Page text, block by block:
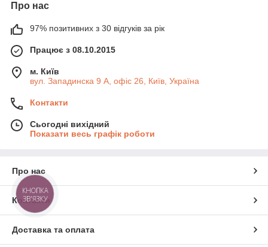
Про нас
97% позитивних з 30 відгуків за рік
Працює з 08.10.2015
м. Київ
вул. Западинска 9 А, офіс 26, Київ, Україна
Контакти
Сьогодні вихідний
Показати весь графік роботи
Про нас
Контакти
Доставка та оплата
КНОПКА
ЗВ'ЯЗКУ